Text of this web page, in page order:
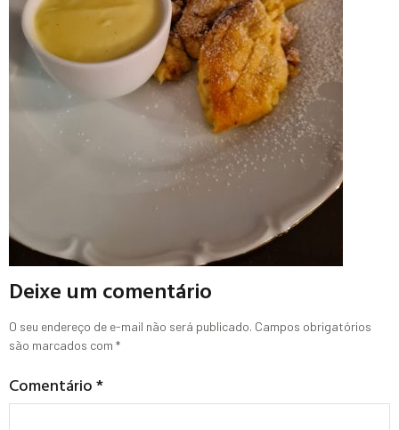
Deixe um comentário
O seu endereço de e-mail não será publicado. Campos obrigatórios
são marcados com *
Comentário*